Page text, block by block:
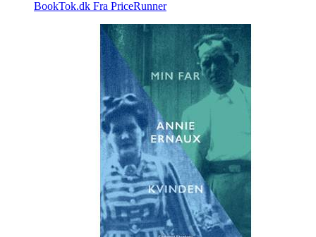
BookTok.dk Fra PriceRunner